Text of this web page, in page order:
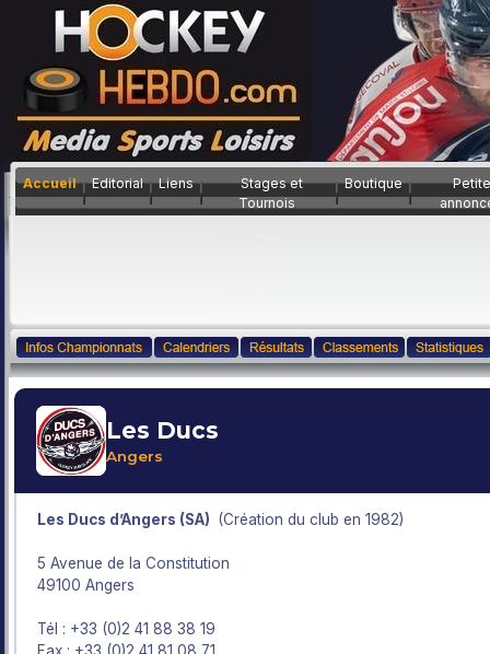
Accueil Editorial Liens
Stages et
Tournois
Boutique
Les Ducs
Angers
Les Ducs d’Angers (SA) (Création du club en 1982)
5 Avenue de la Constitution
49100 Angers
Tél : +33 (0)2 41 88 38 19